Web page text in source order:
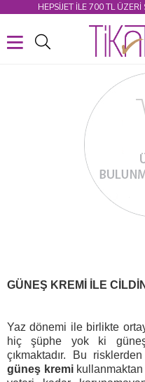
HEPSİJET ILE 700 TL
GÜNEŞ KREMİ İLE
Yaz dönemi ile birlikte
hiç şüphe yok ki
çıkmaktadır. Bu
güneş kremikullanmaktan